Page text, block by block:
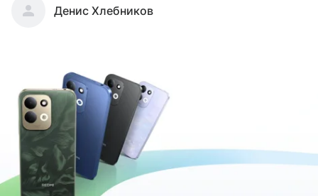
Денис Хлебников